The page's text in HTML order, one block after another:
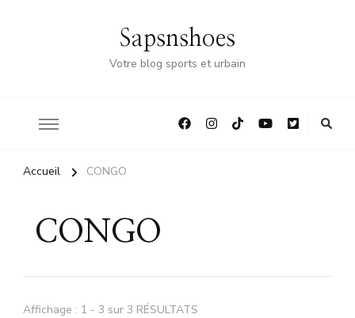
Sapsnshoes
Votre blog sports et urbain
Accueil CONGO
CONGO
Affichage : 1 - 3 sur 3 RÉSULTATS